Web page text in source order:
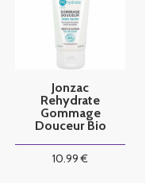
Jonzac
Rehydrate
Gommage
Douceur Bio
10.99 €